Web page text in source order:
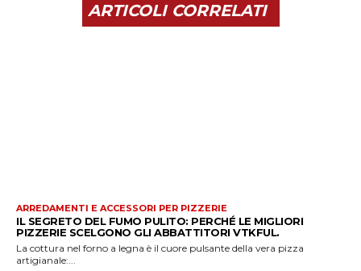
ARTICOLI CORRELATI
ARREDAMENTI E ACCESSORI PER PIZZERIE
IL SEGRETO DEL FUMO PULITO: PERCHÉ LE MIGLIORI
PIZZERIE SCELGONO GLI ABBATTITORI VTKFUL.
La cottura nel forno a legna è il cuore pulsante della vera pizza
artigianale:...